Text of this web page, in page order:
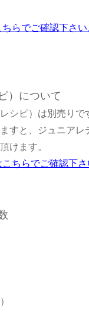
らでご確認下さ
）について
シピ）は別売りで
すと、ジュニアレ
けます。
ちらでご確認下さ